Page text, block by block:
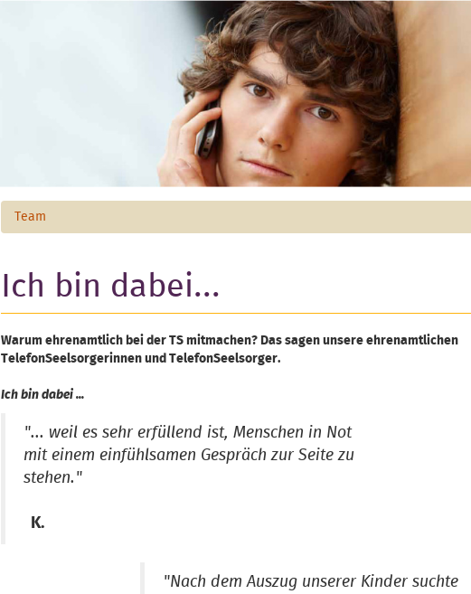
Team
Ich bin dabei...
Warum ehrenamtlich bei der TS mitmachen? Das sagen unsere ehrenamtlichen
TelefonSeelsorgerinnen und TelefonSeelsorger.
Ich bin dabei ...
"... weil es sehr erfüllend ist, Menschen in Not
mit einem einfühlsamen Gespräch zur Seite zu
stehen."
K.
"Nach dem Auszug unserer Kinder suchte